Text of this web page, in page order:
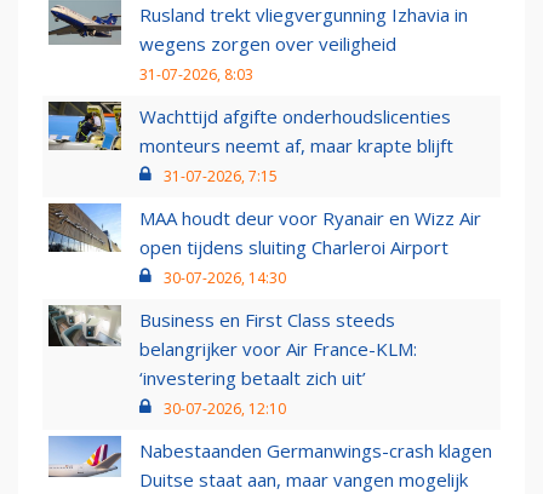
Rusland trekt vliegvergunning Izhavia in
wegens zorgen over veiligheid
31-07-2026, 8:03
Wachttijd afgifte onderhoudslicenties
monteurs neemt af, maar krapte blijft
31-07-2026, 7:15
MAA houdt deur voor Ryanair en Wizz Air
open tijdens sluiting Charleroi Airport
30-07-2026, 14:30
Business en First Class steeds
belangrijker voor Air France-KLM:
‘investering betaalt zich uit’
30-07-2026, 12:10
Nabestaanden Germanwings-crash klagen
Duitse staat aan, maar vangen mogelijk